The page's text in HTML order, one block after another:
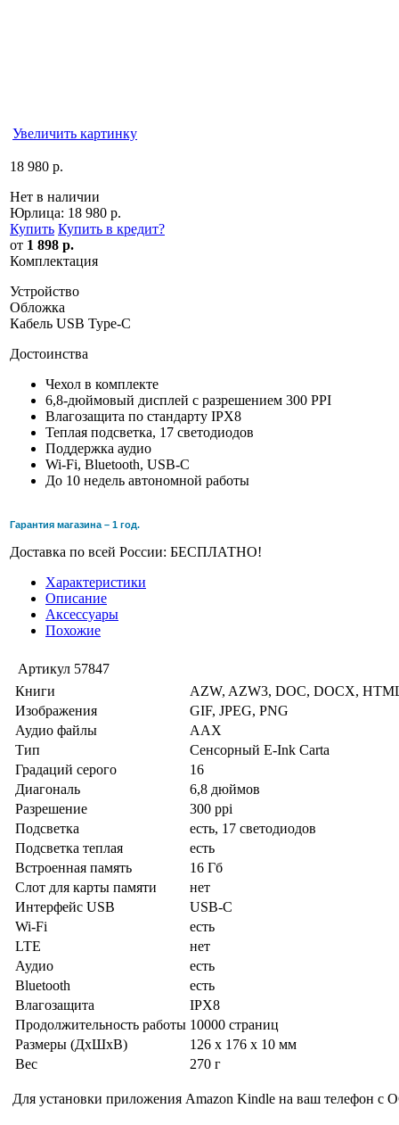
Увеличить картинку
18 980 р.
Нет в наличии
Юрлица: 18 980 р.
Купить Купить в кредит?
от 1 898 р.
Комплектация
Устройство
Обложка
Кабель USB Type-C
Достоинства
Чехол в комплекте
6,8-дюймовый дисплей с разрешением 300 PPI
Влагозащита по стандарту IPX8
Теплая подсветка, 17 светодиодов
Поддержка аудио
Wi-Fi, Bluetooth, USB-C
До 10 недель автономной работы
Гарантия магазина – 1 год.
Доставка по всей России: БЕСПЛАТНО!
Характеристики
Описание
Аксессуары
Похожие
Артикул 57847
Книги
AZW, AZW3, DOC, DOCX,
Изображения
GIF, JPEG, PNG
Аудио файлы
AAX
Тип
Сенсорный E-Ink Carta
Градаций серого
16
Диагональ
6,8 дюймов
Разрешение
300 ppi
Подсветка
есть, 17 светодиодов
Подсветка теплая
есть
Встроенная память
16 Гб
Слот для карты памяти
нет
Интерфейс USB
USB-C
Wi-Fi
есть
LTE
нет
Аудио
есть
Bluetooth
есть
Влагозащита
IPX8
Продолжительность работы 10000 страниц
Размеры (ДхШхВ)
126 x 176 x 10 мм
Вес
270 г
Для установки приложения Amazon Kindle на ваш телефон с